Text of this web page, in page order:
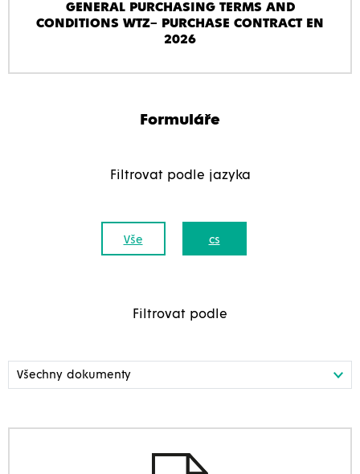
GENERAL PURCHASING TERMS AND
CONDITIONS WTZ– PURCHASE CONTRACT EN
2026
Formuláře
Filtrovat podle jazyka
Vše cs
Filtrovat podle